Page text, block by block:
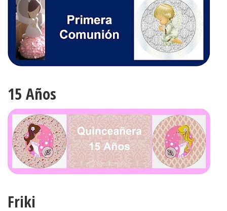
15 Años
Friki